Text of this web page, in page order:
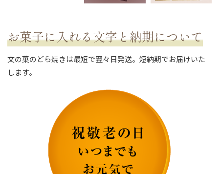
お菓子に入れる文字と納期について
文の菓のどら焼きは最短で翌々日発送。短納期でお届けいた
します。